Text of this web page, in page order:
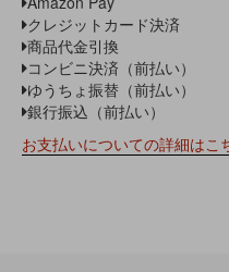
クレジットカード決済
商品代金引換
コンビニ決済（前払い）
ゆうちょ振替（前払い）
銀行振込（前払い）
お支払いについての詳細はこ